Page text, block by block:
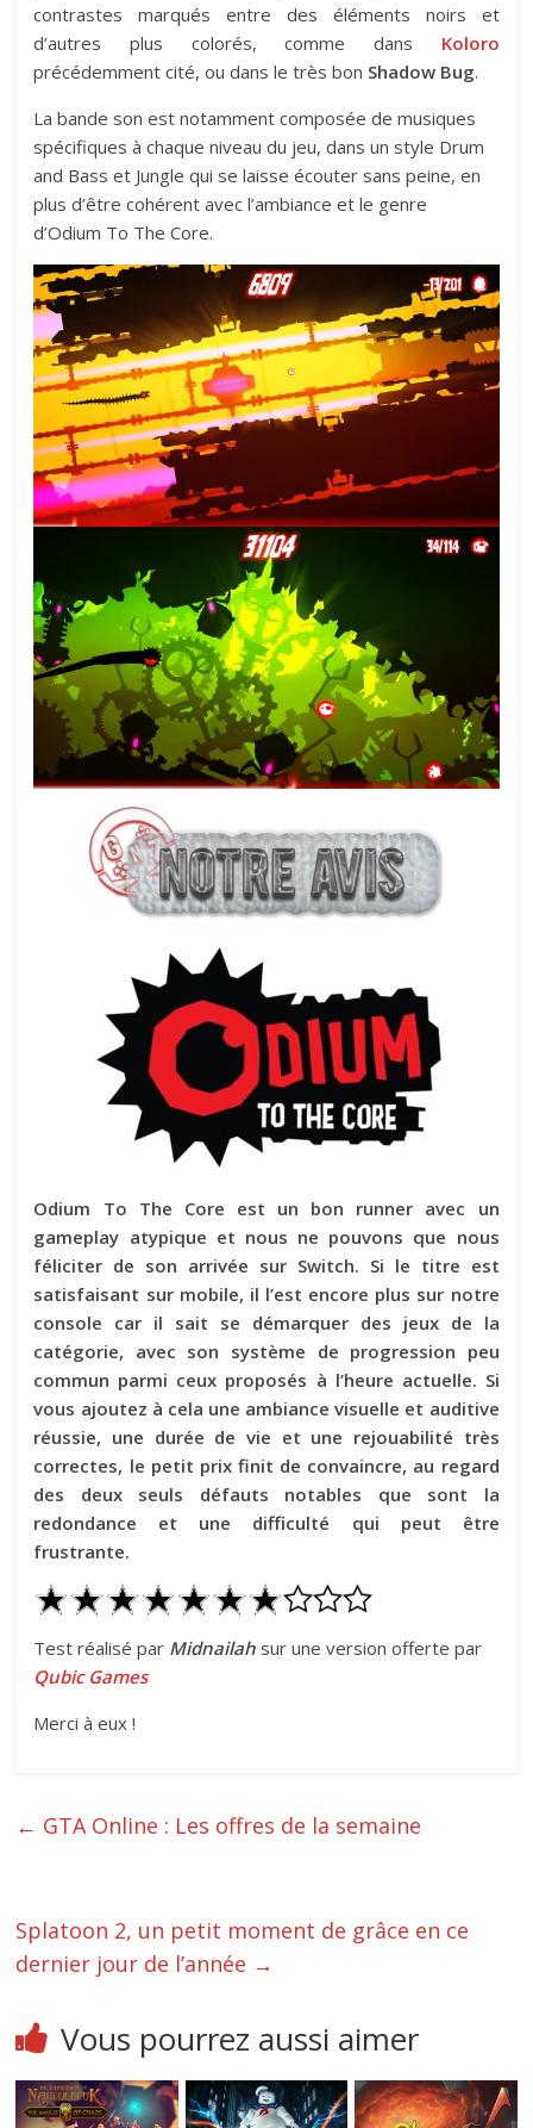
contrastes marqués entre des éléments noirs et
d’autres plus colorés, comme dans Koloro
précédemment cité, ou dans le très bon Shadow Bug.
La bande son est notamment composée de musiques
spécifiques à chaque niveau du jeu, dans un style Drum
and Bass et Jungle qui se laisse écouter sans peine, en
plus d’être cohérent avec l’ambiance et le genre
d’Odium To The Core.
Odium To The Core est un bon runner avec un
gameplay atypique et nous ne pouvons que nous
féliciter de son arrivée sur Switch. Si le titre est
satisfaisant sur mobile, il l’est encore plus sur notre
console car il sait se démarquer des jeux de la
catégorie, avec son système de progression peu
commun parmi ceux proposés à l’heure actuelle. Si
vous ajoutez à cela une ambiance visuelle et auditive
réussie, une durée de vie et une rejouabilité très
correctes, le petit prix finit de convaincre, au regard
des deux seuls défauts notables que sont la
redondance et une difficulté qui peut être
frustrante.
Test réalisé par Midnailah sur une version offerte par
Qubic Games
Merci à eux !
← GTA Online : Les offres de la semaine
Splatoon 2, un petit moment de grâce en ce
dernier jour de l’année →
Vous pourrez aussi aimer